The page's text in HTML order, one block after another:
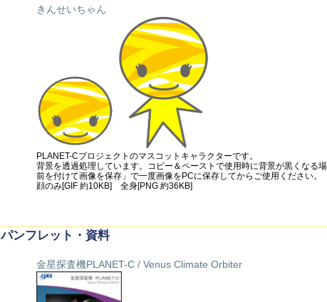
きんせいちゃん
PLANET-Cプロジェクトのマスコットキャラクターです。
背景を透過処理しています。コピー＆ペーストで使用時に背景が黒くなる
前を付けて画像を保存」で一度画像をPCに保存してからご使用ください。
顔のみ[GIF 約10KB] 全身[PNG 約36KB]
パンフレット・資料
金星探査機PLANET-C / Venus Climate Orbiter